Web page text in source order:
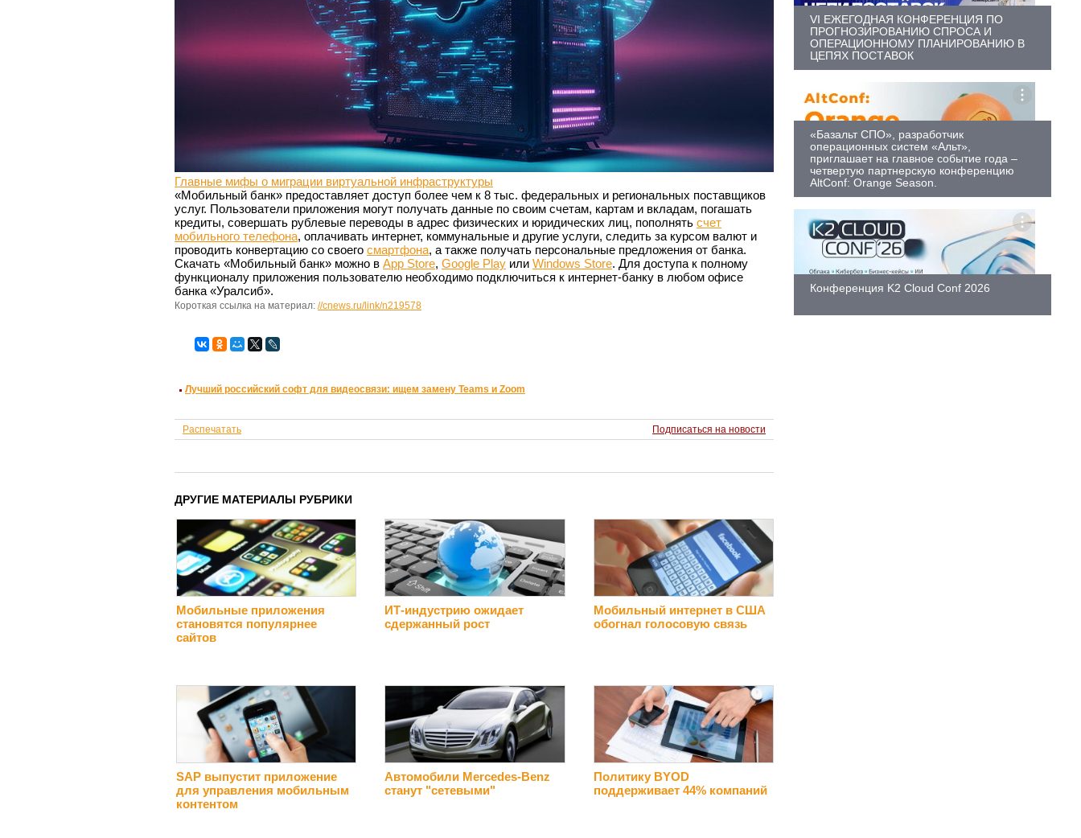
Главные мифы о миграции виртуальной инфраструктуры
«Мобильный банк» предоставляет доступ более чем к 8 тыс. федеральных и региональных поставщиков
услуг. Пользователи приложения могут получать данные по своим счетам, картам и вкладам, погашать
кредиты, совершать рублевые переводы в адрес физических и юридических лиц, пополнять счет
мобильного телефона, оплачивать интернет, коммунальные и другие услуги, следить за курсом валют и
проводить конвертацию со своего смартфона, а также получать персональные предложения от банка.
Скачать «Мобильный банк» можно в App Store, Google Play или Windows Store. Для доступа к полному
функционалу приложения пользователю необходимо подключиться к интернет-банку в любом офисе
банка «Уралсиб».
Короткая ссылка на материал: //cnews.ru/link/n219578
Лучший российский софт для видеосвязи: ищем замену Teams и Zoom
Распечатать Подписаться на новости
ДРУГИЕ МАТЕРИАЛЫ РУБРИКИ
Мобильные приложения
становятся популярнее
сайтов
ИТ-индустрию ожидает
сдержанный рост
Мобильный интернет в США
обогнал голосовую связь
SAP выпустит приложение
для управления мобильным
контентом
Автомобили Mercedes-Benz
станут "сетевыми"
Политику BYOD
поддерживает 44% компаний
VI ЕЖЕГОДНАЯ КОНФЕРЕНЦИЯ ПО
ПРОГНОЗИРОВАНИЮ СПРОСА И
ОПЕРАЦИОННОМУ ПЛАНИРОВАНИЮ В
ЦЕПЯХ ПОСТАВОК
«Базальт СПО», разработчик
операционных систем «Альт»,
приглашает на главное событие года –
четвертую партнерскую конференцию
AltConf: Orange Season.
Конференция K2 Cloud Conf 2026